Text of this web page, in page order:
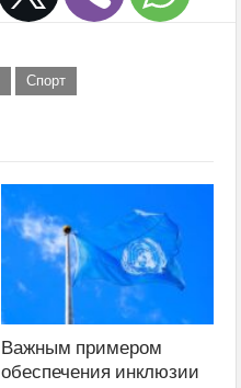
Спорт
Важным примером
обеспечения инклюзии